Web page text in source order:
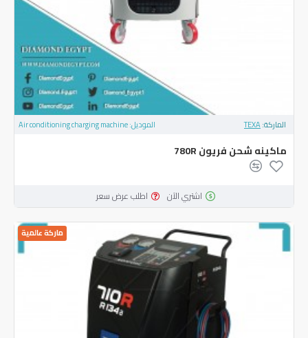
الماركة:TEXA الموديل:Air conditioning charging machine
ماكينه شحن فريون 780R
اشتري الآن اطلب عرض سعر
ماركة عالمية